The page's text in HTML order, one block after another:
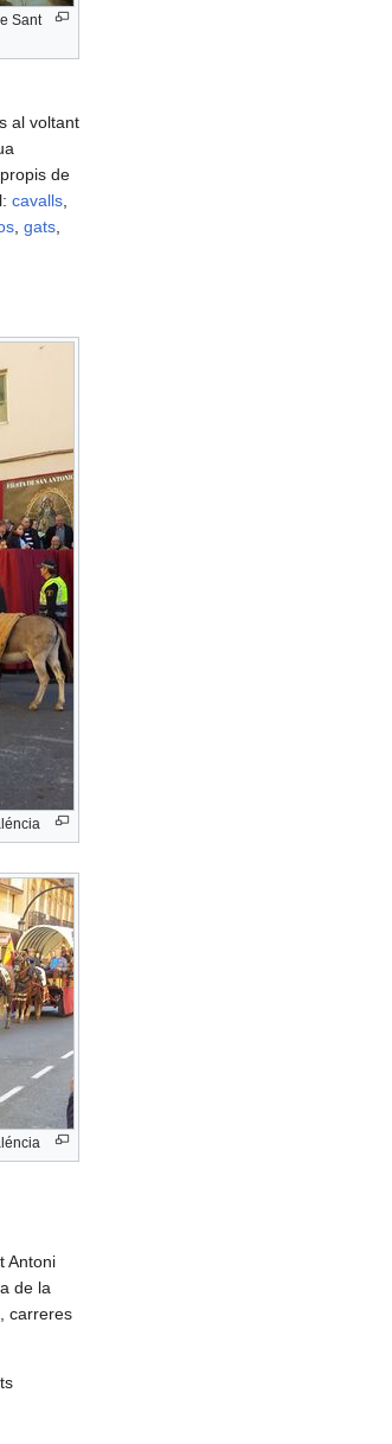
Sant
al voltant
de
cavalls
gats
Antoni
de la
carreres